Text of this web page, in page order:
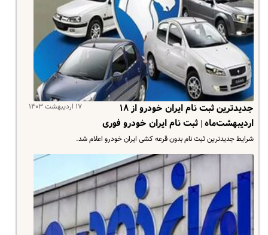
۱۷ اردیبهشت ۱۴۰۳
جدیدترین ثبت نام ایران خودرو از ۱۸
اردیبهشت‌ماه | ثبت نام ایران خودرو فوری
شرایط جدیدترین ثبت نام بدون قرعه کشی ایران خودرو اعلام شد.